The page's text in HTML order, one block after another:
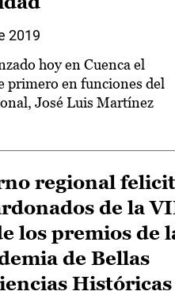
2019
hoy en Cuenca el
primero en funciones del
José Luis Martínez
regional
de la
los premios de
de Bellas
Históricas